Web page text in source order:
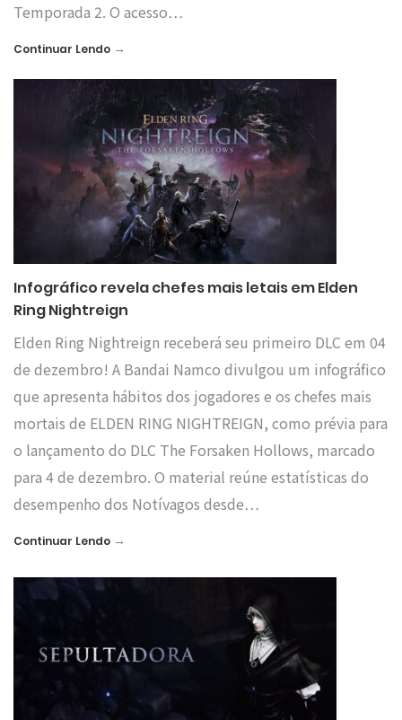
Temporada 2. O acesso…
Continuar Lendo →
Infográfico revela chefes mais letais em Elden
Ring Nightreign
Elden Ring Nightreign receberá seu primeiro DLC em 04
de dezembro! A Bandai Namco divulgou um infográfico
que apresenta hábitos dos jogadores e os chefes mais
mortais de ELDEN RING NIGHTREIGN, como prévia para
o lançamento do DLC The Forsaken Hollows, marcado
para 4 de dezembro. O material reúne estatísticas do
desempenho dos Notívagos desde…
Continuar Lendo →